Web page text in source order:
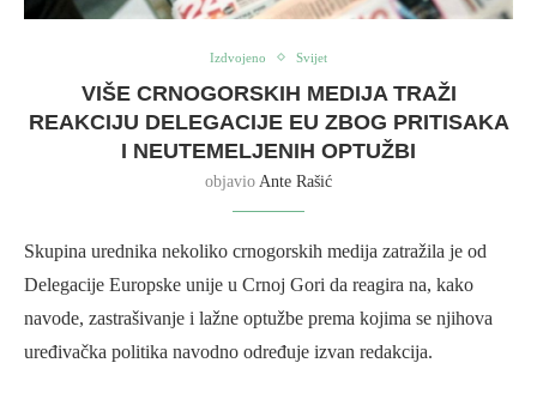
Izdvojeno Svijet
VIŠE CRNOGORSKIH MEDIJA TRAŽI
REAKCIJU DELEGACIJE EU ZBOG PRITISAKA
I NEUTEMELJENIH OPTUŽBI
objavio Ante Rašić
Skupina urednika nekoliko crnogorskih medija zatražila je od
Delegacije Europske unije u Crnoj Gori da reagira na, kako
navode, zastrašivanje i lažne optužbe prema kojima se njihova
uređivačka politika navodno određuje izvan redakcija.